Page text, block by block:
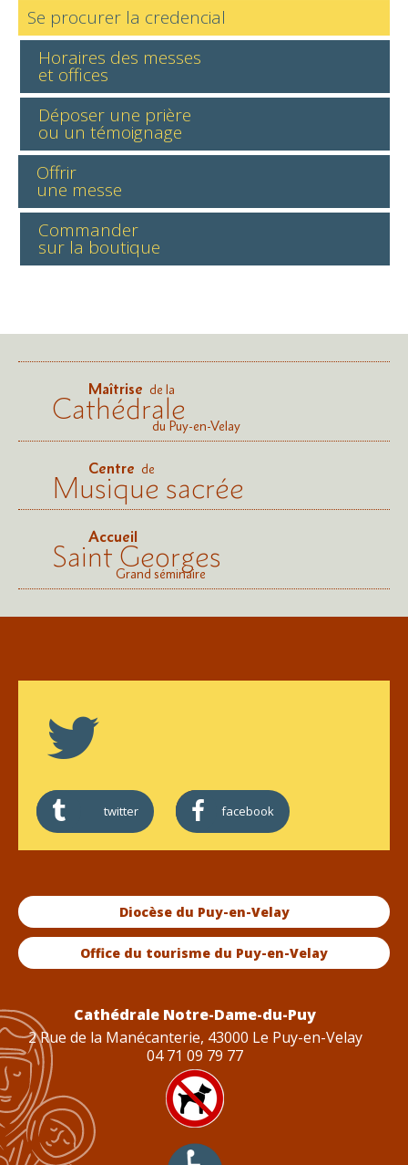
Se procurer la credencial
Horaires des messes
et offices
Déposer une prière
ou un témoignage
Offrir
une messe
Commander
sur la boutique
Maîtrise de la
Cathédraledu Puy-en-Velay
Centre de
Musique sacrée
Accueil
Saint Georges
Grand séminaire
twitter facebook
Diocèse du Puy-en-Velay
Office du tourisme du Puy-en-Velay
Cathédrale Notre-Dame-du-Puy
2 Rue de la Manécanterie, 43000 Le Puy-en-Velay
04 71 09 79 77